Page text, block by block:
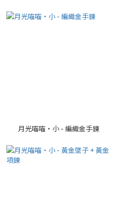
月光喵喵・小 - 編織金手鍊